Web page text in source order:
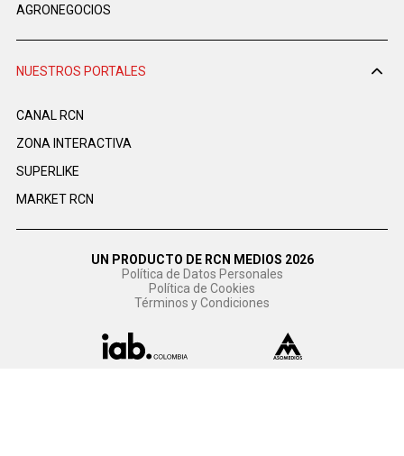
AGRONEGOCIOS
NUESTROS PORTALES
CANAL RCN
ZONA INTERACTIVA
SUPERLIKE
MARKET RCN
UN PRODUCTO DE RCN MEDIOS 2026
Política de Datos Personales
Política de Cookies
Términos y Condiciones